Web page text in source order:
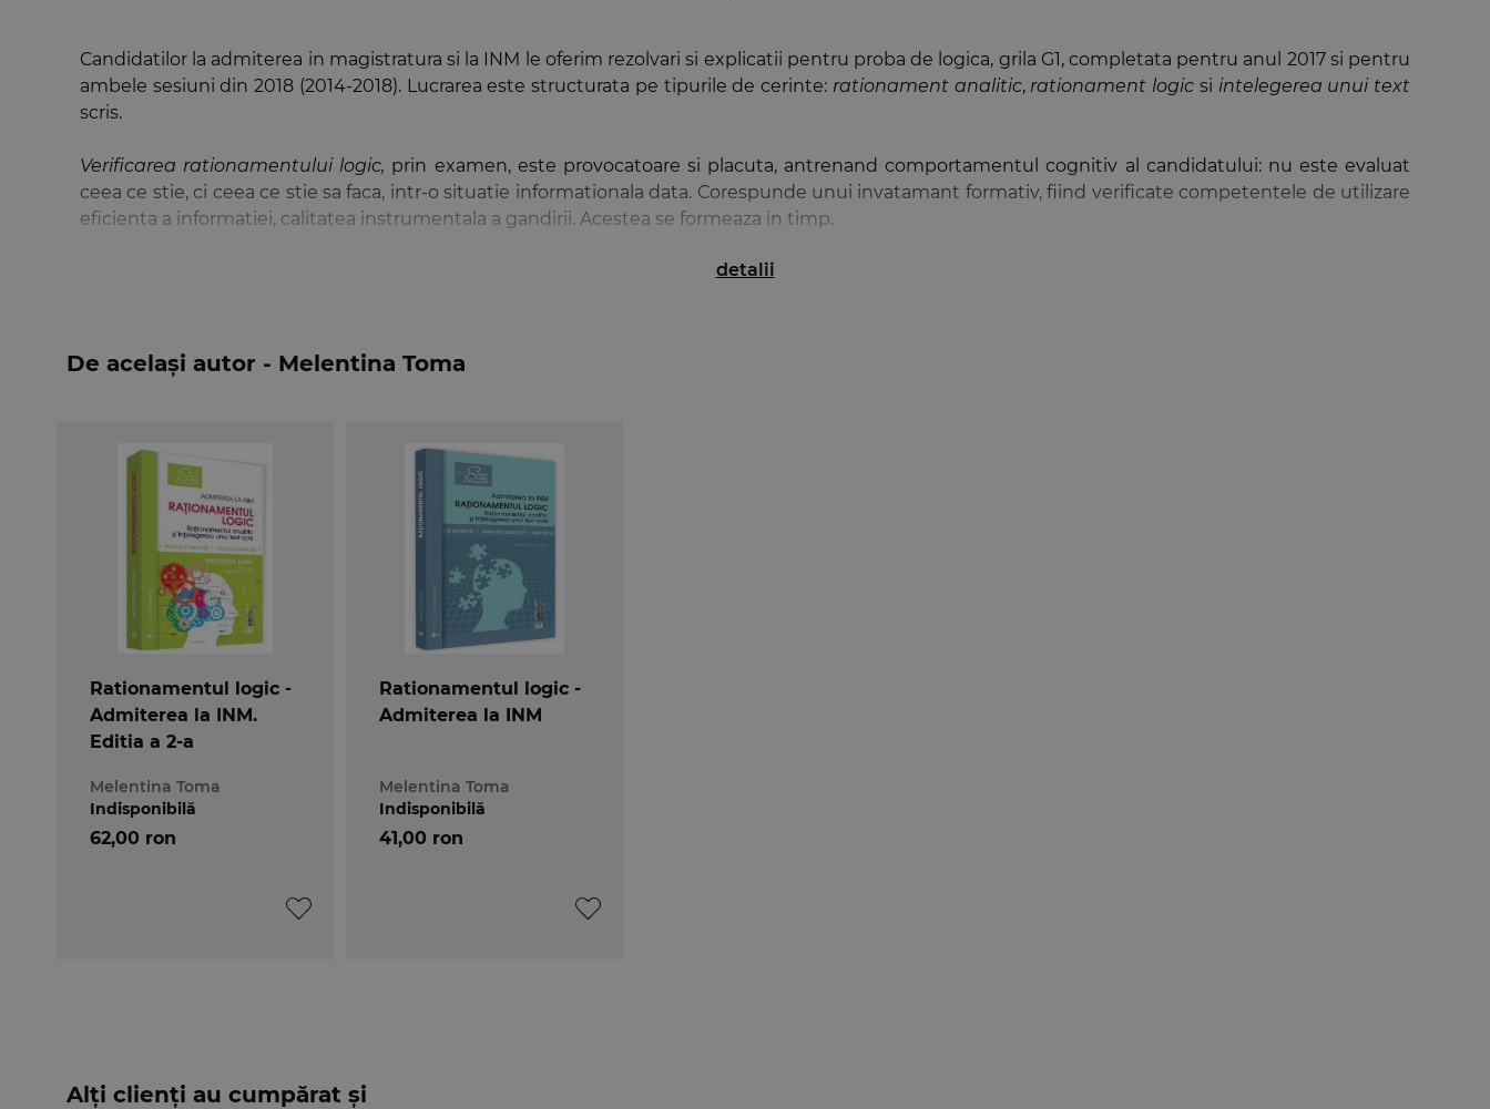
Candidatilor la admiterea in magistratura si la INM le oferim rezolvari si explicatii pentru proba de logica, grila G1, completata pentru anul 2017 si pentru
ambele sesiuni din 2018 (2014-2018). Lucrarea este structurata pe tipurile de cerinte: rationament analitic, rationament logic si intelegerea unui text
scris.
Verificarea rationamentului logic, prin examen, este provocatoare si placuta, antrenand comportamentul cognitiv al candidatului: nu este evaluat
ceea ce stie, ci ceea ce stie sa faca, intr-o situatie informationala data. Corespunde unui invatamant formativ, fiind verificate competentele de utilizare
eficienta a informatiei, calitatea instrumentala a gandirii. Acestea se formeaza in timp.
N-ar trebui sa uitam ca logica este instrumentul oricarui demers mental si actional, slefuit prin exersarea corecta a operatiilor gandirii. Asadar, cum ar
Cresterea concurentei, prin cresterea calitatii candidatilor, face obligatoriu antrenamentul. Este ca la gimnastica: in timp, a evoluat foarte mult
calitatea executiilor, iar, pentru a ajunge pe podium, este nevoie de exersari suplimentare.
problemelor si cerintele fiecarui exercitiu, in raport cu informatia esentiala. Putem ajunge la performanta doar antrenandu-ne pe intelegerea rapida si
corecta a unei situatii date, fara alegeri aleatorii!
Exersarea logicii naturale are nevoie de logica exersarii, oferita prin prezentul volum, logica fiind si metodologica, prin caracterul ei instrumental.
detalii
De același autor - Melentina Toma
Rationamentul logic -
Admiterea la INM.
Editia a 2-a
Melentina Toma
62,00 ron
Indisponibilă
Rationamentul logic -
Admiterea la INM
Melentina Toma
41,00 ron
Indisponibilă
Alți clienți au cumpărat și